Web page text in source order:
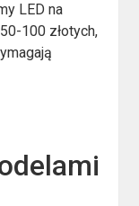
LED na
100 złotych,